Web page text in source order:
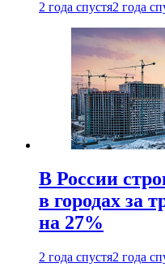
2 года спустя2 года
В России
в городах за
на 27%
2 года спустя2 года